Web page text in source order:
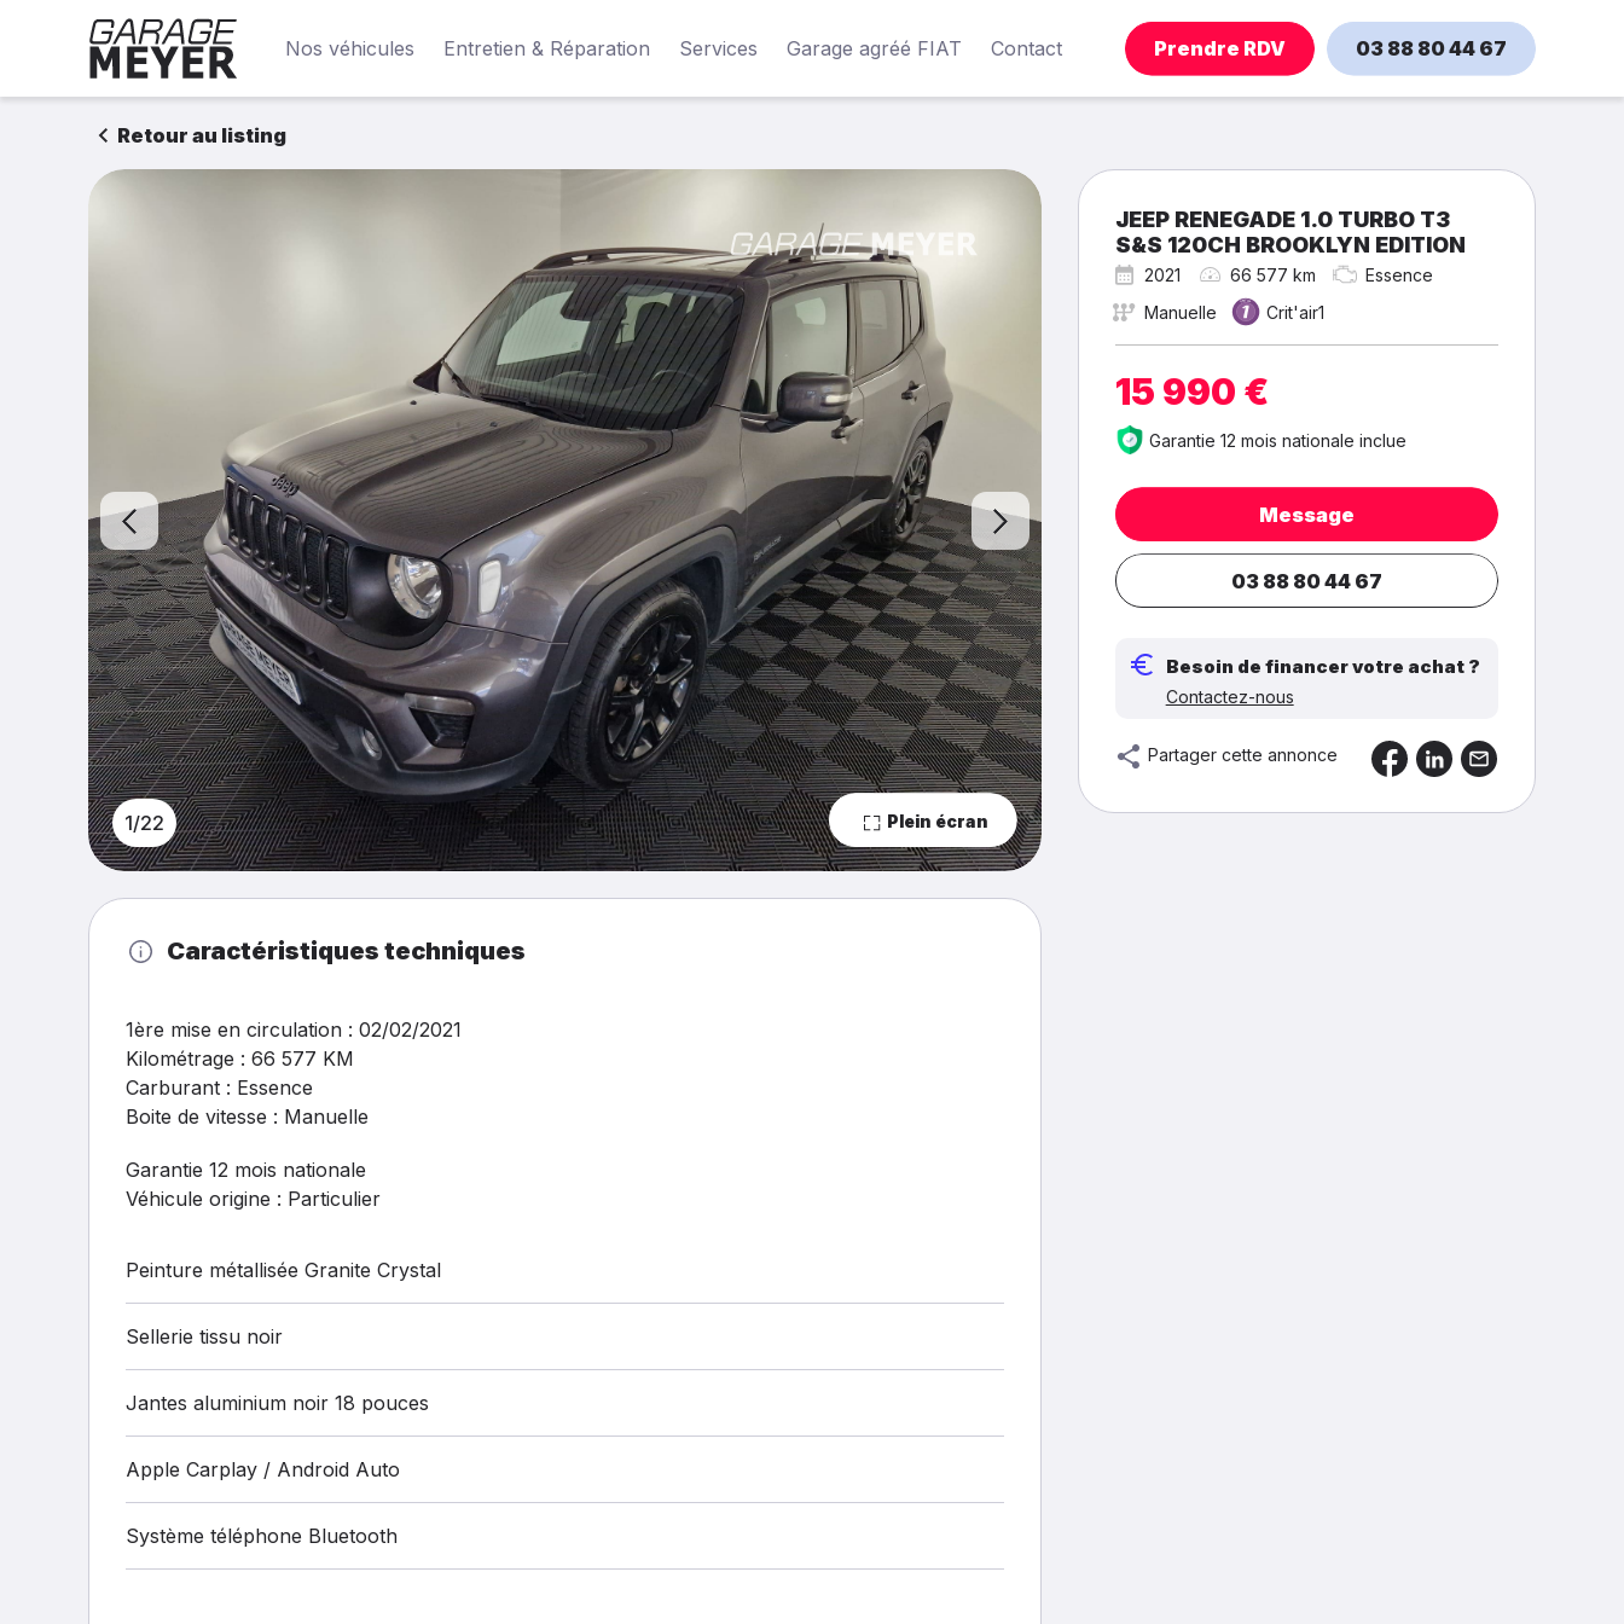
Nos véhicules Entretien & Réparation Services Garage agréé FIAT Contact Prendre RDV 03 88 80 44 67
Retour au listing
JEEP RENEGADE 1.0 TURBO T3
S&S 120CH BROOKLYN EDITION
2021 66 577 km
Essence
Manuelle
Crit'air1
15 990 €
Garantie 12 mois nationale inclue
Message
03 88 80 44 67
Besoin de financer votre achat ?
Contactez-nous
Partager cette annonce
Plein écran
1/22
Caractéristiques techniques
1ère mise en circulation : 02/02/2021
Kilométrage : 66 577 KM
Carburant : Essence
Boite de vitesse : Manuelle
Garantie 12 mois nationale
Véhicule origine : Particulier
Peinture métallisée Granite Crystal
Sellerie tissu noir
Jantes aluminium noir 18 pouces
Apple Carplay / Android Auto
Système téléphone Bluetooth